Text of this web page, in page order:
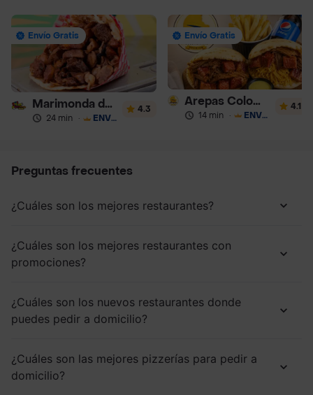
Envío Gratis
Marimonda del Mono
24 min · ENVÍO GRATIS
4.3
Envío Gratis
Arepas Colombianas Premium
14 min · ENVÍO GRATIS
4.1
Preguntas frecuentes
¿Cuáles son los mejores restaurantes?
¿Cuáles son los mejores restaurantes con
promociones?
¿Cuáles son los nuevos restaurantes donde
puedes pedir a domicilio?
¿Cuáles son las mejores pizzerías para pedir a
domicilio?